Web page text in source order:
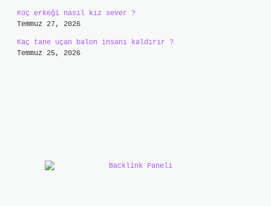
Koç erkeği nasıl kız sever ?
Temmuz 27, 2026
Kaç tane uçan balon insanı kaldırır ?
Temmuz 25, 2026